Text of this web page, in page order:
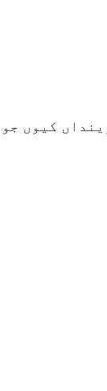
کیوں